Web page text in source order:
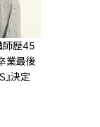
師歴45
業最後
』決定